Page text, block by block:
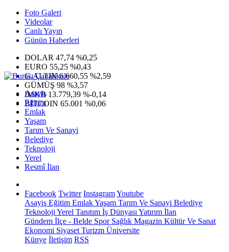
Foto Galeri
Videolar
Canlı Yayın
Günün Haberleri
DOLAR 47,74 %0,25
EURO 55,25 %0,43
G.ALTIN6.660,55 %2,59
GÜMÜŞ 98 %3,57
IMKB 13.779,39 %-0,14
BITCOIN 65.001 %0,06
Asayiş
Eğitim
Emlak
Yaşam
Tarım Ve Sanayi
Belediye
Teknoloji
Yerel
Resmî İlan
Facebook Twitter InstagramYoutube
Asayiş Eğitim EmlakYaşam Tarım Ve Sanayi Belediye
Teknoloji Yerel Tanıtım İş Dünyası Yatırım İlan
Gündem İlçe - Belde SporSağlık Magazin Kültür Ve Sanat
Ekonomi Siyaset Turizm Üniversite
Künye İletişim RSS